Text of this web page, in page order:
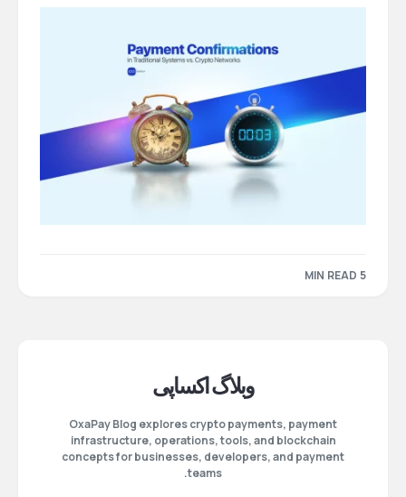
5 MIN READ
وبلاگ اکساپی
OxaPay Blog explores crypto payments, payment
infrastructure, operations, tools, and blockchain
concepts for businesses, developers, and payment
teams.